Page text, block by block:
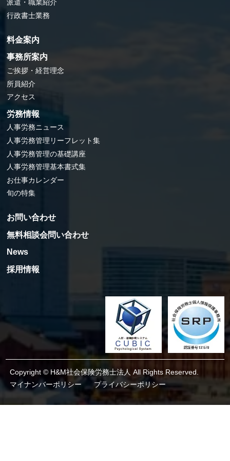
派遣・職業紹介
行政書士業務
料金案内
事務所案内
ご挨拶・経営理念
所員紹介
アクセス
労務情報
人事労務ニュース
人事労務管理リーフレット集
人事労務管理の基礎講座
人事労務管理基本書式集
お仕事カレンダー
旬の特集
お問い合わせ
無料相談会問い合わせ
News
採用情報
Copyright © H&M社会保険労務士法人 All Rights Reserved.
マイナンバーポリシー
プライバシーポリシー